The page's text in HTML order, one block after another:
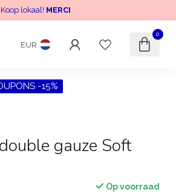
Koop lokaal! MERCI
EUR
0
-15%
gauze Soft
Op voorraad